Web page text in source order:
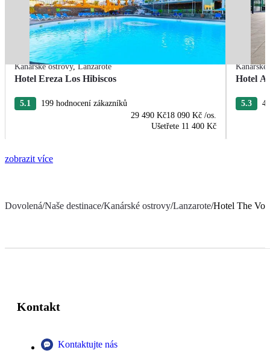
Kanárské ostrovy,Lanzarote
Hotel Ereza Los Hibiscos
5.1
199 hodnocení zákazníků
29 490 Kč18 090 Kč /os.
Ušetřete 11 400 Kč
Kanárské
Hotel
5.3
zobrazit více
Dovolená/Naše destinace/Kanárské ostrovy/Lanzarote/Hotel The
Kontakt
Kontaktujte nás